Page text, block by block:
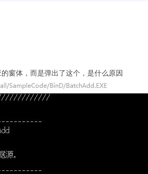
的窗体，而是弹出了这个，是什么原因